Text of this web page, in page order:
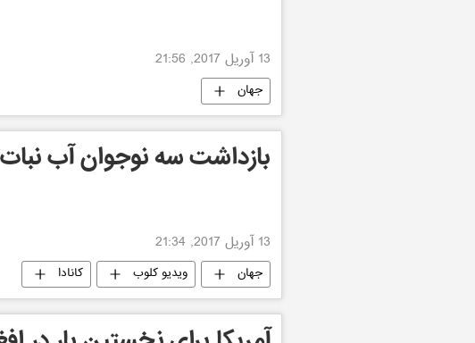
13 آوریل 2017, 21:56
جهان
بازداشت سه نوجوان آب نبات
13 آوریل 2017, 21:34
جهان ویدیو کلوب کانادا